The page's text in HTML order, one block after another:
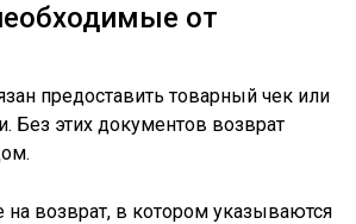
от
предоставить товарный чек или
Без этих документов возврат
возврат, в котором указываются